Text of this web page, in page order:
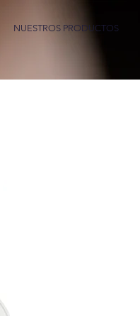
NUESTROS PRODUCTOS